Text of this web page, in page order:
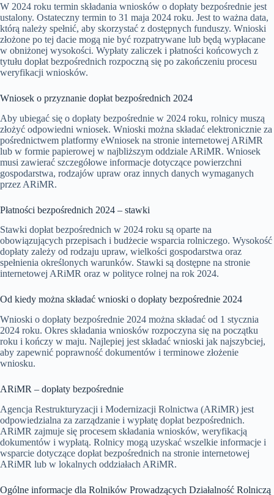
W 2024 roku termin składania wniosków o dopłaty bezpośrednie jest
ustalony. Ostateczny termin to 31 maja 2024 roku. Jest to ważna data,
którą należy spełnić, aby skorzystać z dostępnych funduszy. Wnioski
złożone po tej dacie mogą nie być rozpatrywane lub będą wypłacane
w obniżonej wysokości. Wypłaty zaliczek i płatności końcowych z
tytułu dopłat bezpośrednich rozpoczną się po zakończeniu procesu
weryfikacji wniosków.
Wniosek o przyznanie dopłat bezpośrednich 2024
Aby ubiegać się o dopłaty bezpośrednie w 2024 roku, rolnicy muszą
złożyć odpowiedni wniosek. Wnioski można składać elektronicznie za
pośrednictwem platformy eWniosek na stronie internetowej ARiMR
lub w formie papierowej w najbliższym oddziale ARiMR. Wniosek
musi zawierać szczegółowe informacje dotyczące powierzchni
gospodarstwa, rodzajów upraw oraz innych danych wymaganych
przez ARiMR.
Płatności bezpośrednich 2024 – stawki
Stawki dopłat bezpośrednich w 2024 roku są oparte na
obowiązujących przepisach i budżecie wsparcia rolniczego. Wysokość
dopłaty zależy od rodzaju upraw, wielkości gospodarstwa oraz
spełnienia określonych warunków. Stawki są dostępne na stronie
internetowej ARiMR oraz w polityce rolnej na rok 2024.
Od kiedy można składać wnioski o dopłaty bezpośrednie 2024
Wnioski o dopłaty bezpośrednie 2024 można składać od 1 stycznia
2024 roku. Okres składania wniosków rozpoczyna się na początku
roku i kończy w maju. Najlepiej jest składać wnioski jak najszybciej,
aby zapewnić poprawność dokumentów i terminowe złożenie
wniosku.
ARiMR – dopłaty bezpośrednie
Agencja Restrukturyzacji i Modernizacji Rolnictwa (ARiMR) jest
odpowiedzialna za zarządzanie i wypłatę dopłat bezpośrednich.
ARiMR zajmuje się procesem składania wniosków, weryfikacją
dokumentów i wypłatą. Rolnicy mogą uzyskać wszelkie informacje i
wsparcie dotyczące dopłat bezpośrednich na stronie internetowej
ARiMR lub w lokalnych oddziałach ARiMR.
Ogólne informacje dla Rolników Prowadzących Działalność Rolniczą